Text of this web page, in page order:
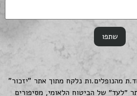
מהנופלים.ות נלקח מתוך אתר "יזכור"
״לעד״ של הביטוח הלאומי, מסיפורים